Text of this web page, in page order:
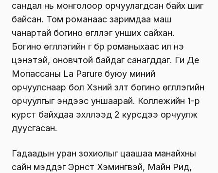
сандал нь монголоор орчуулагдсан байх шиг
байсан. Том романаас заримдаа маш
чанартай богино өгүүллэг унших сайхан.
Богино өгүүллэгийн үг бүр романыхаас илүү үнэ
цэнэтэй, оновчтой байдаг санагддаг. Ги Де
Мопассаны La Parure буюу миний
орчуулснаар бол Хүзүүний зүүлт богино өгүүллэгийн
орчуулгыг эндээс уншаарай. Коллежийн 1-р
курст байхдаа эхлүүлээд 2 курсдээ орчуулж
дуусгасан.
Гадаадын уран зохиолыг цаашаа манайхны
сайн мэддэг Эрнст Хэмингвэй, Майн Рид,